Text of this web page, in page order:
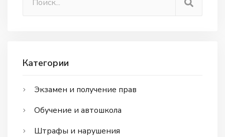
Категории
Экзамен и получение прав
Обучение и автошкола
Штрафы и нарушения